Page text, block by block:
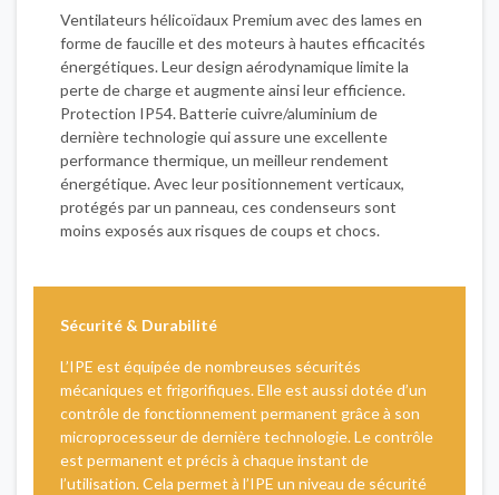
Ventilateurs hélicoïdaux Premium avec des lames en
forme de faucille et des moteurs à hautes efficacités
énergétiques. Leur design aérodynamique limite la
perte de charge et augmente ainsi leur efficience.
Protection IP54. Batterie cuivre/aluminium de
dernière technologie qui assure une excellente
performance thermique, un meilleur rendement
énergétique. Avec leur positionnement verticaux,
protégés par un panneau, ces condenseurs sont
moins exposés aux risques de coups et chocs.
Sécurité & Durabilité
L’IPE est équipée de nombreuses sécurités
mécaniques et frigorifiques. Elle est aussi dotée d’un
contrôle de fonctionnement permanent grâce à son
microprocesseur de dernière technologie. Le contrôle
est permanent et précis à chaque instant de
l’utilisation. Cela permet à l’IPE un niveau de sécurité